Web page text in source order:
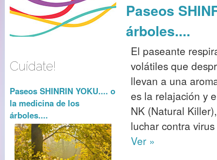
Cuídate!
Paseos SHINRIN YOKU.... o
la medicina de los
árboles....
Paseos
árboles....
El paseante
volátiles que
llevan a una
es la relajación y
NK (Natural
luchar contra
Ver »